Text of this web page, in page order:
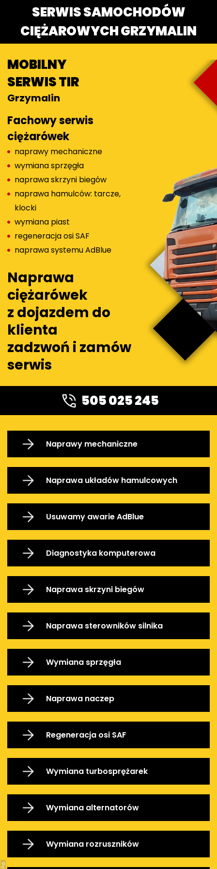
SERWIS SAMOCHODÓW
CIĘŻAROWYCH GRZYMALIN
MOBILNY
SERWIS TIR
Grzymalin
Fachowy serwis
ciężarówek
naprawy mechaniczne
wymiana sprzęgła
naprawa skrzyni biegów
naprawa hamulców: tarcze,
klocki
wymiana piast
regeneracja osi SAF
naprawa systemu AdBlue
Naprawa
ciężarówek
z dojazdem do
klienta
zadzwoń i zamów
serwis
505 025 245
Naprawy mechaniczne
Naprawa układów hamulcowych
Usuwamy awarie AdBlue
Diagnostyka komputerowa
Naprawa skrzyni biegów
Naprawa sterowników silnika
Wymiana sprzęgła
Naprawa naczep
Regeneracja osi SAF
Wymiana turbosprężarek
Wymiana alternatorów
Wymiana rozruszników